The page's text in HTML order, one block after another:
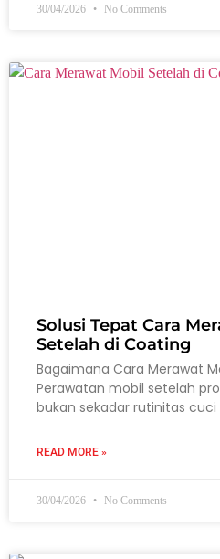
30/04/2026 No Comments
Solusi Tepat Cara
Setelah di Coating
Bagaimana Cara Merawat
Perawatan mobil setelah
bukan sekadar rutinitas
READ MORE »
30/04/2026 No Comments